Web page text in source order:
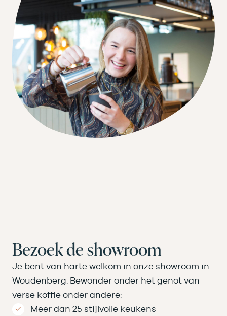
Bezoek de showroom
Je bent van harte welkom in onze showroom in
Woudenberg. Bewonder onder het genot van
verse koffie onder andere:
Meer dan 25 stijlvolle keukens